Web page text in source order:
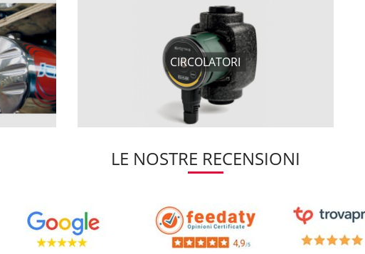
CIRCOLATORI
LE NOSTRE RECENSIONI